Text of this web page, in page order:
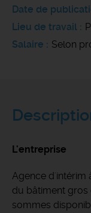
Date de
Lieu de travail
Salaire
Selon
L'entreprise
Agence d'intérim
du bâtiment
sommes